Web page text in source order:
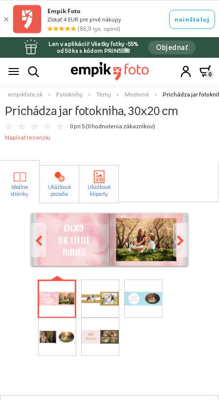
Len v aplikácii! Všetky fotky -55%
od 50 ks s kódom PRIN55🌺
Objednať
0
empikfoto.sk Fotoknihy Témy Moderné Prichádza jar
Prichádza jar fotokniha, 30x20 cm
0 pri 5 (0 hodnotenia zákazníkov)
Napísať recenziu
Ideálne
stránky
Ukážkové
pozadia
Ukážkové
kliparty